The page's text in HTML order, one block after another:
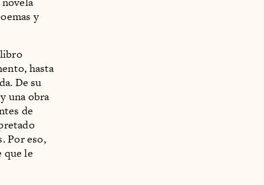
y
hasta
De su
una obra
de
Por eso,
que le